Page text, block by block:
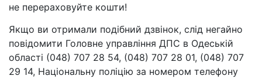
не перераховуйте кошти!
Якщо ви отримали подібний дзвінок, слід негайно
повідомити Головне управління ДПС в Одеській
області (048) 707 28 54, (048) 707 28 01, (048) 707
29 14, Національну поліцію за номером телефону